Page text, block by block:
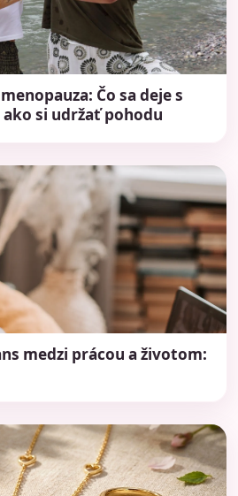
Čo sa deje s
si udržať pohodu
medzi prácou a životom: